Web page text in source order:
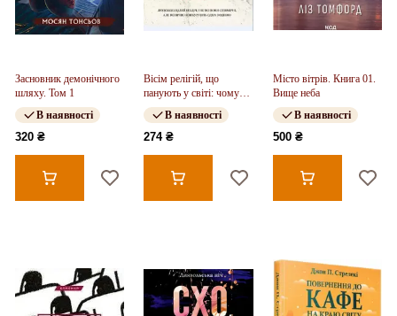
Засновник демонічного
шляху. Том 1
В наявності
320 ₴
Вісім релігій, що
панують у світі: чому
їхні відмінності мають
значенняВ наявності
274 ₴
Місто вітрів. Книга 01.
Вище неба
В наявності
500 ₴